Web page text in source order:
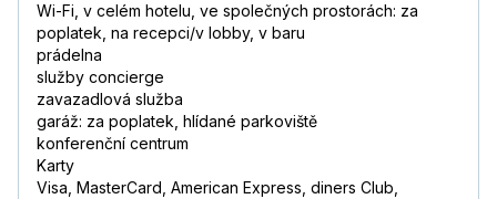
Wi-Fi, v celém hotelu, ve společných prostorách: za
poplatek, na recepci/v lobby, v baru
prádelna
služby concierge
zavazadlová služba
garáž: za poplatek, hlídané parkoviště
konferenční centrum
Karty
Visa, MasterCard, American Express, diners Club,